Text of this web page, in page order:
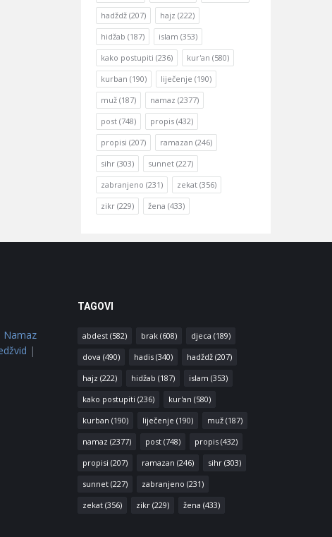
hadždž (207) hajz (222)
hidžab (187) islam (353)
kako postupiti (236) kur'an (580)
kurban (190) liječenje (190)
muž (187) namaz (2377)
post (748) propis (432)
propisi (207) ramazan (246)
sihr (303) sunnet (227)
zabranjeno (231) zekat (356)
zikr (229) žena (433)
Namaz
|
TAGOVI
abdest(582) brak(608) djeca (189)
dova (490) hadis(340) hadždž(207)
hajz (222) hidžab (187) islam (353)
kako postupiti (236) kur'an (580)
kurban (190) liječenje (190) muž(187)
namaz (2377) post(748) propis(432)
propisi (207) ramazan (246) sihr(303)
sunnet(227) zabranjeno (231)
zekat(356) zikr(229) žena (433)